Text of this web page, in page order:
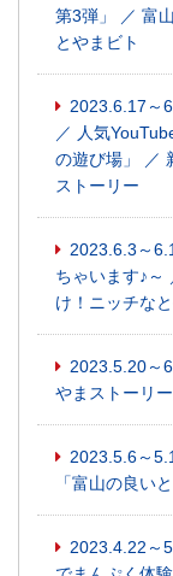
第3弾」 ／ 富
とやまビト
2023.6.17～
／ 人気
の遊び場」 ／
ストーリー
2023.6.3～
ちゃいます♪
け！ニッチな
2023.5.20～
やまストーリ
2023.5.6～
「富山の良い
2023.4.22～